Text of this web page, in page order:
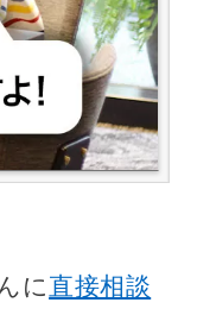
に 直接相談